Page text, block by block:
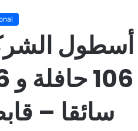
تدعيم أسطول
سائقا –